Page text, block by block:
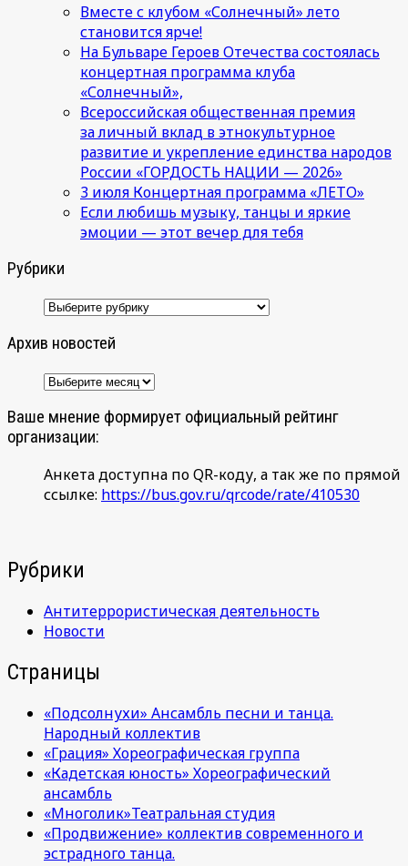
Вместе с клубом «Солнечный» лето
становится ярче!
На Бульваре Героев Отечества состоялась
концертная программа клуба
«Солнечный»,
Всероссийская общественная премия
за личный вклад в этнокультурное
развитие и укрепление единства народов
России «ГОРДОСТЬ НАЦИИ — 2026»
3 июля Концертная программа «ЛЕТО»
Если любишь музыку, танцы и яркие
эмоции — этот вечер для тебя
Рубрики
Рубрики
Архив новостей
Архив
Ваше мнение формирует официальный рейтинг
организации:
Анкета доступна по QR-коду, а так же по прямой
ссылке: https://bus.gov.ru/qrcode/rate/410530
Рубрики
Антитеррористическая деятельность
Новости
Страницы
«Подсолнухи» Ансамбль песни и танца.
Народный коллектив
«Грация» Хореографическая группа
«Кадетская юность» Хореографический
ансамбль
«Многолик»Театральная студия
«Продвижение» коллектив современного и
эстрадного танца.